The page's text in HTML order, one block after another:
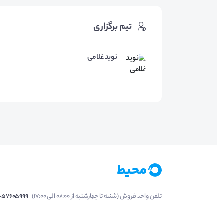
تیم برگزاری
نوید غلامی
تلفن واحد فروش (شنبه تا چهارشنبه از 08:00 الی 17:00) 57605999